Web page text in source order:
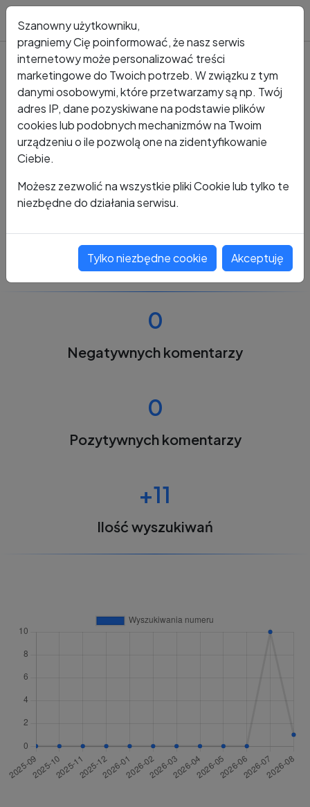
Kto dzwonił? Numer +48 720 803 879
+48 720 803 879
0
Negatywnych komentarzy
0
Pozytywnych komentarzy
+11
Ilość wyszukiwań
Szanowny użytkowniku,
pragniemy Cię poinformować, że nasz serwis
internetowy może personalizować treści
marketingowe do Twoich potrzeb. W związku z tym
danymi osobowymi, które przetwarzamy są np. Twój
adres IP, dane pozyskiwane na podstawie plików
cookies lub podobnych mechanizmów na Twoim
urządzeniu o ile pozwolą one na zidentyfikowanie
Ciebie.
Możesz zezwolić na wszystkie pliki Cookie lub tylko te
niezbędne do działania serwisu.
Tylko niezbędne cookie Akceptuję